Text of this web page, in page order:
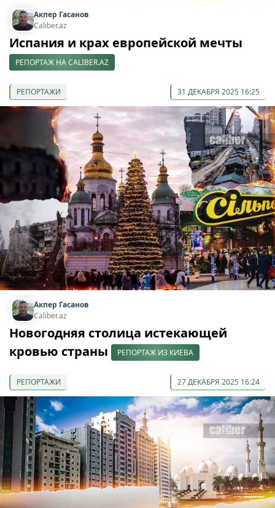
Акпер Гасанов
Caliber.az
Испания и крах европейской мечты
РЕПОРТАЖ НА CALIBER.AZ
РЕПОРТАЖИ 31 ДЕКАБРЯ 2025 16:25
Акпер Гасанов
Caliber.az
Новогодняя столица истекающей
кровью страны
РЕПОРТАЖ ИЗ КИЕВА
РЕПОРТАЖИ 27 ДЕКАБРЯ 2025 16:24